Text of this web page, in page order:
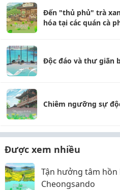
Đến "thủ phủ" trà
hóa tại các quán cà
Độc đáo và thư giãn
Chiêm ngưỡng sự
Được xem nhiều
Tận hưởng tâm hồn
Cheongsando